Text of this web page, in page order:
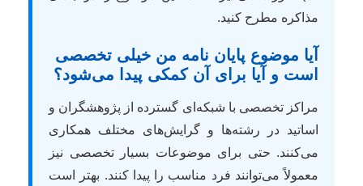
مذاکره مطرح کنید.
آیا موضوع پایان نامه من خیلی تخصصی
است و آیا برای آن کمکی پیدا می‌شود؟
مراکز تخصصی با شبکه‌ای گسترده از پژوهشگران و
اساتید در رشته‌ها و گرایش‌های مختلف همکاری
می‌کنند. حتی برای موضوعات بسیار تخصصی نیز
معمولاً می‌توانند فرد مناسب را پیدا کنند. بهتر است